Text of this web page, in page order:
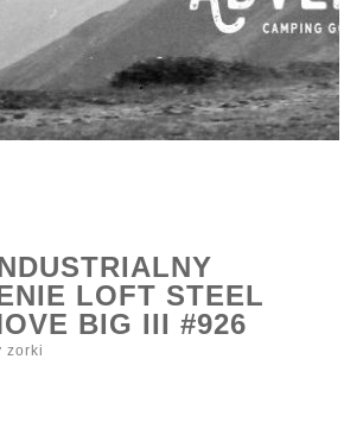
LOFT STEEL
BIG III #926
zorki